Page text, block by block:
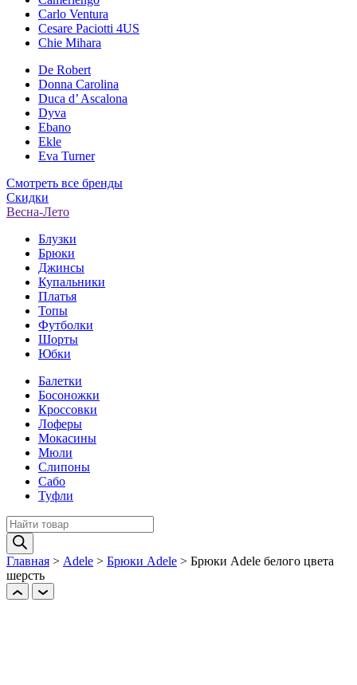
Carlo Ventura
Cesare Paciotti 4US
Chie Mihara
De Robert
Donna Carolina
Duca d’ Ascalona
Dyva
Ebano
Ekle
Eva Turner
Смотреть все бренды
Скидки
Весна-Лето
Блузки
Брюки
Джинсы
Купальники
Платья
Топы
Футболки
Шорты
Юбки
Балетки
Босоножки
Кроссовки
Лоферы
Мокасины
Мюли
Слипоны
Сабо
Туфли
Поиск
товаров
Главная > Adele > Брюки Adele > Брюки Adele белого цвета
шерcть